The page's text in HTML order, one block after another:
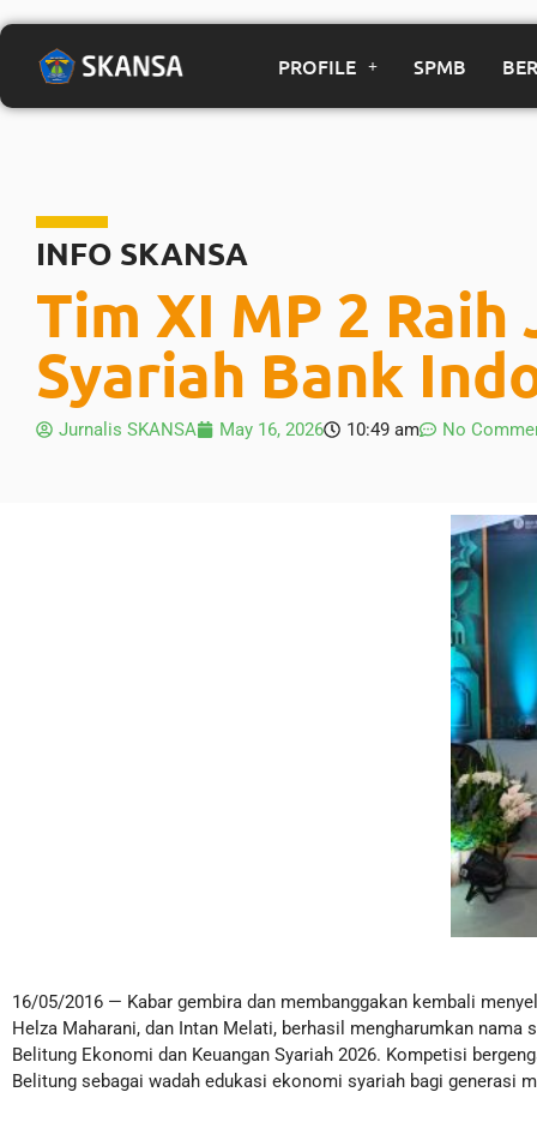
PROFILE SPMB
INFO SKANSA
Tim XI MP 2 Raih
Syariah Bank
Jurnalis SKANSA May 16, 2026 10:49 am No
16/05/2016 — Kabar gembira dan membanggakan kembali
Helza Maharani, dan Intan Melati, berhasil mengharumkan
Belitung Ekonomi dan Keuangan Syariah 2026. Kompetisi
Belitung sebagai wadah edukasi ekonomi syariah bagi generasi